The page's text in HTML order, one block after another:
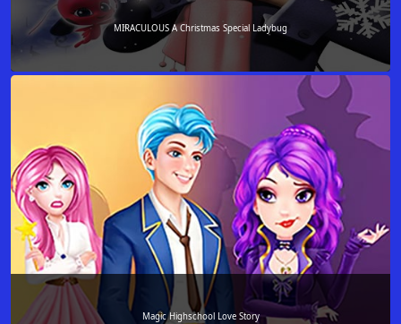
MIRACULOUS A Christmas Special Ladybug
Magic Highschool Love Story